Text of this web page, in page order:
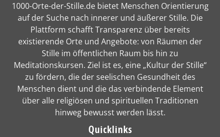
1000-Orte-der-Stille.de bietet Menschen Orientierung
auf der Suche nach innerer und äußerer Stille. Die
Plattform schafft Transparenz über bereits
existierende Orte und Angebote: von Räumen der
Stille im öffentlichen Raum bis hin zu
Meditationskursen. Ziel ist es, eine „Kultur der Stille“
zu fördern, die der seelischen Gesundheit des
Menschen dient und die das verbindende Element
über alle religiösen und spirituellen Traditionen
hinweg bewusst werden lässt.
Quicklinks